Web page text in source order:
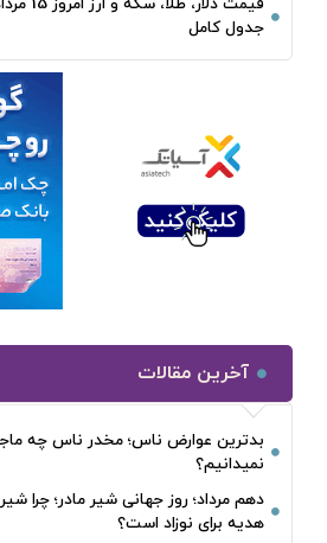
جدول کامل
آخرین مقالات
بدترین عوارض ناس؛ مخدر ناس چه
نمیدانیم؟
دهم مرداد؛ روز جهانی شیر مادر؛ چرا
هدیه برای نوزاد است؟